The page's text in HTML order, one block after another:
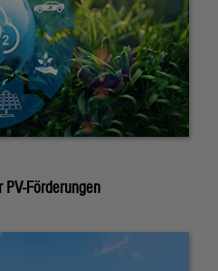
Förderungen